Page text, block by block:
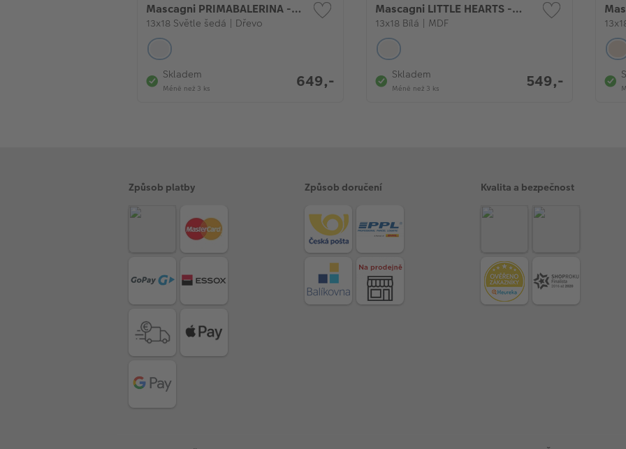
Mascagni PRIMABALERINA -
dětský fotorámeček
13x18 Světle šedá | Dřevo
Skladem
Méně než 3 ks 649,-
Mascagni LITTLE HEARTS -
fotorámeček
13x18 Bílá | MDF
Skladem
Méně než 3 ks 549,-
Způsob platby Způsob doručení Kvalita a bezpečnost